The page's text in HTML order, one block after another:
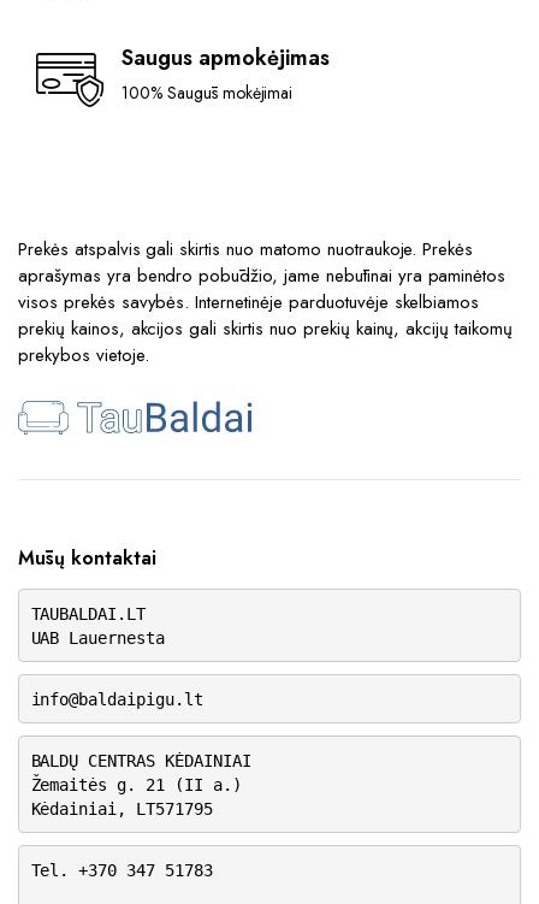
Saugus apmokėjimas
100% Saugūs mokėjimai
Prekės atspalvis gali skirtis nuo matomo nuotraukoje. Prekės
aprašymas yra bendro pobūdžio, jame nebūtinai yra paminėtos
visos prekės savybės. Internetinėje parduotuvėje skelbiamos
prekių kainos, akcijos gali skirtis nuo prekių kainų, akcijų taikomų
prekybos vietoje.
Mūsų kontaktai
TAUBALDAI.LT
UAB Lauernesta
info@baldaipigu.lt
BALDŲ CENTRAS KĖDAINIAI
Žemaitės g. 21 (II a.)
Kėdainiai, LT571795
Tel. +370 347 51783